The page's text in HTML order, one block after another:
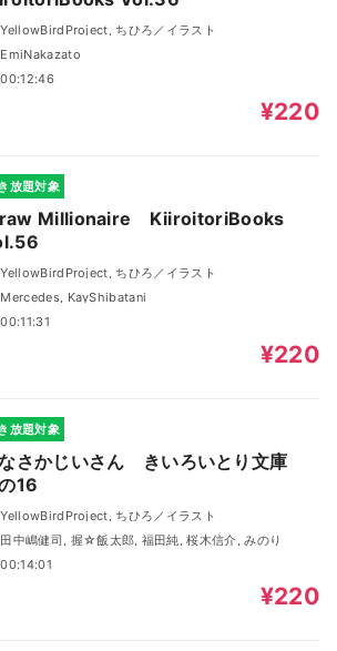
YellowBirdProject, ちひろ／イラスト
EmiNakazato
00:12:46
¥220
放題対象
Millionaire KiiroitoriBooks
YellowBirdProject, ちひろ／イラスト
Mercedes, KayShibatani
00:11:31
¥220
放題対象
さかじいさん きいろいとり文庫
16
YellowBirdProject, ちひろ／イラスト
田中嶋健司, 握☆飯太郎, 福田純, 桜木信介, みのり
00:14:01
¥220